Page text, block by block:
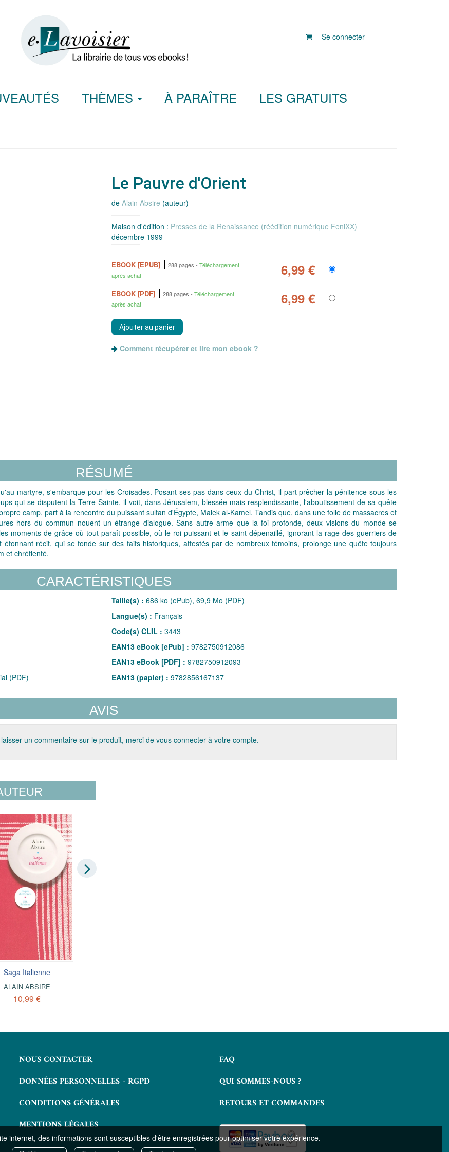
internet, des informations sont susceptibles d'être enregistrées pour optimiser votre expérience.
Se connecter
THÈMES À PARAÎTRE LES GRATUITS
Le Pauvre d'Orient
de Alain Absire (auteur)
Maison d'édition : Presses de la Renaissance (réédition numérique FeniXX)
décembre 1999
EBOOK [EPUB] 288 pages
Téléchargement
après achat
6,99 €
EBOOK [PDF] 288 pages
Téléchargement
après achat
6,99 €
Comment récupérer et lire mon ebook ?
RÉSUMÉ
martyre, s'embarque pour les Croisades. Posant ses pas dans ceux du Christ, il part prêcher la pénitence sous les
qui se disputent la Terre Sainte, il voit, dans Jérusalem, blessée mais resplendissante, l'aboutissement de sa quête
camp, part à la rencontre du puissant sultan d'Égypte, Malek al-Kamel. Tandis que, dans une folie de massacres et
hors du commun nouent un étrange dialogue. Sans autre arme que la foi profonde, deux visions du monde se
moments de grâce où tout paraît possible, où le roi puissant et le saint dépenaillé, ignorant la rage des guerriers de
récit, qui se fonde sur des faits historiques, attestés par de nombreux témoins, prolonge une quête toujours
et chrétienté.
CARACTÉRISTIQUES
(PDF)
Taille(s) : 686 ko (ePub), 69,9 Mo (PDF)
Langue(s) : Français
Code(s) CLIL : 3443
EAN13 eBook [ePub] : 9782750912086
EAN13 eBook [PDF] : 9782750912093
EAN13 (papier) : 9782856167137
AVIS
un commentaire sur le produit, merci de vous connecter à votre compte.
Saga Italienne
ALAIN ABSIRE
10,99 €
NOUS CONTACTER
DONNÉES PERSONNELLES - RGPD
CONDITIONS GÉNÉRALES
MENTIONS LÉGALES
FAQ
QUI SOMMES-NOUS ?
RETOURS ET COMMANDES